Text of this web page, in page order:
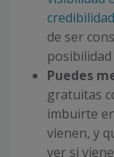
de ser
Puedes
gratuitas
imbuirte
vienen, y
ver si